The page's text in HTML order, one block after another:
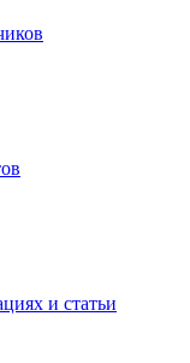
и статьи